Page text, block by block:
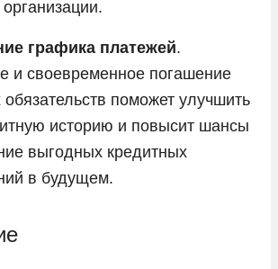
графика платежей.
и своевременное погашение
обязательств поможет улучшить
историю и повысит шансы
выгодных кредитных
в будущем.